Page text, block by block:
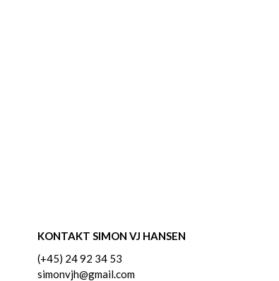
KONTAKT SIMON VJ HANSEN
(+45) 24 92 34 53
simonvjh@gmail.com